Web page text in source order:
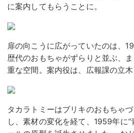
に案内してもらうことに。
扉の向こうに広がっていたのは、
歴代のおもちゃがずらりと並ぶ、
重な空間。案内役は、広報課の立木
タカラトミーはブリキのおもちゃ
し、素材の変化を経て、1959年に“